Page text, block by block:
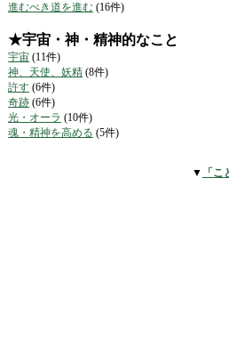
進むべき道を進む (16件)
★宇宙・神・精神的なこと
宇宙 (11件)
神、天使、妖精 (8件)
許す (6件)
奇跡 (6件)
光・オーラ (10件)
魂・精神を高める (5件)
▼ 「